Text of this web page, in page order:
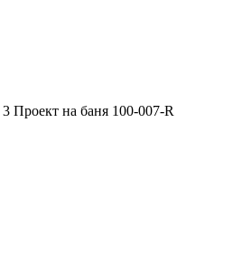
3 Проект на баня 100-007-R